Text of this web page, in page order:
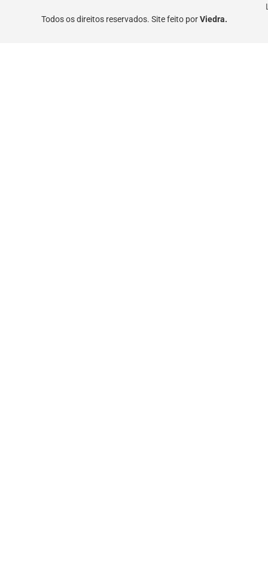
Todos os direitos reservados. Site feito porViedra.